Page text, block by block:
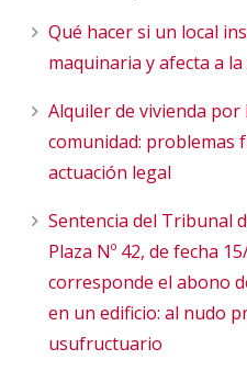
Qué hacer si un local
maquinaria y afecta a
Alquiler de vivienda
comunidad: problemas
actuación legal
Sentencia del Tribunal
Plaza Nº 42, de fecha
corresponde el abono
en un edificio: al nudo
usufructuario